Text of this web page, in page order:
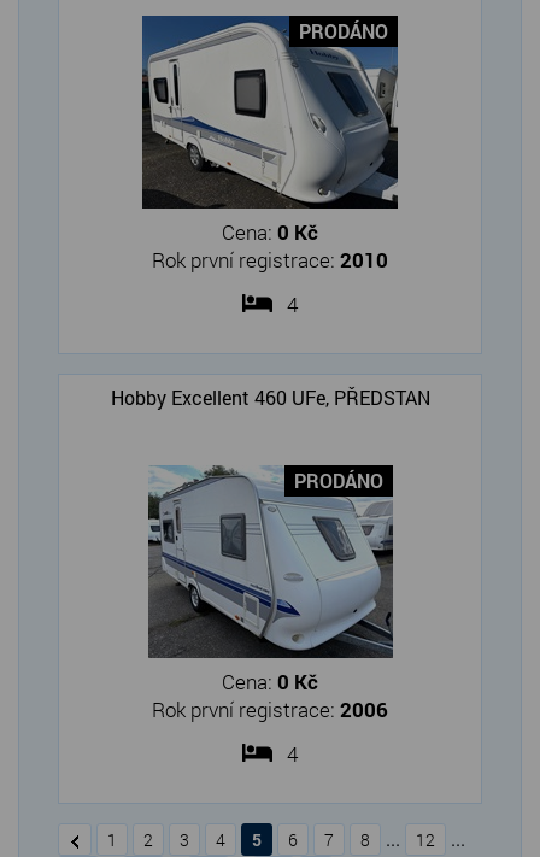
PRODÁNO
Cena: 0 Kč
Rok první registrace: 2010
4
Hobby Excellent 460 UFe, PŘEDSTAN
PRODÁNO
Cena: 0 Kč
Rok první registrace: 2006
4
1 2 3 4 5 6 7 8 ... 12 ...